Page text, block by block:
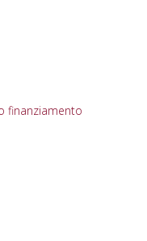
finanziamento